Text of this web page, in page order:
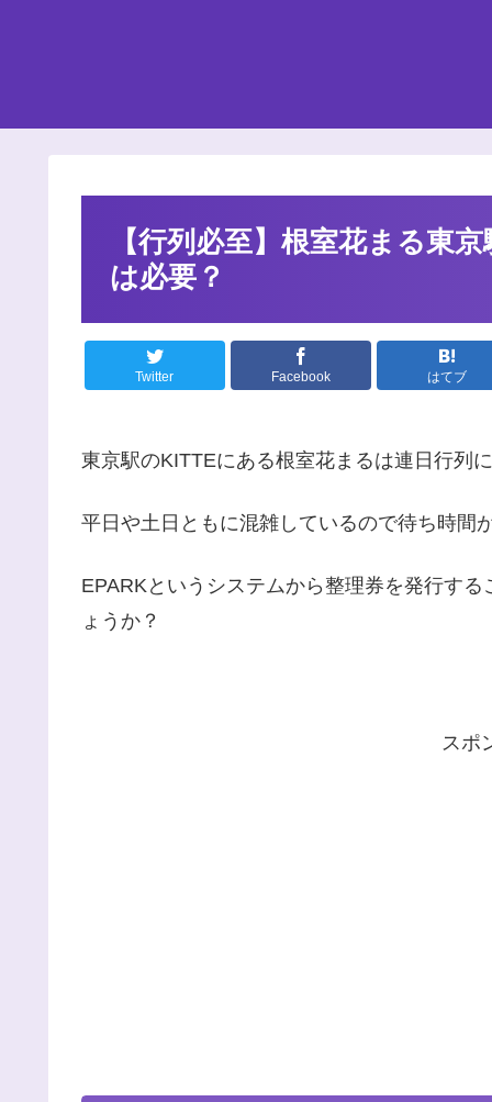
【行列必至】根室花まる東
は必要？
Twitter Facebook はてブ
東京駅のKITTEにある根室花まるは連日行列
平日や土日ともに混雑しているので待ち時間
EPARKというシステムから整理券を発行す
ょうか？
スポ